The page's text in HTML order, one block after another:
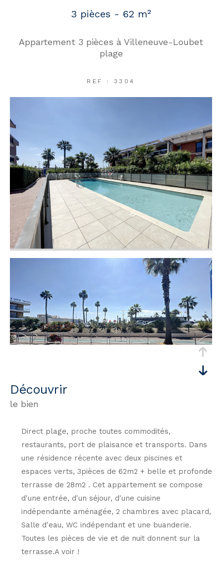
3 pièces - 62 m²
Appartement 3 pièces à Villeneuve-Loubet
plage
REF : 3304
découvrir
le bien
Direct plage, proche toutes commodités,
restaurants, port de plaisance et transports. Dans
une résidence récente avec deux piscines et
espaces verts, 3pièces de 62m2 + belle et profonde
terrasse de 28m2 . Cet appartement se compose
d'une entrée, d'un séjour, d'une cuisine
indépendante aménagée, 2 chambres avec placard,
Salle d'eau, WC indépendant et une buanderie.
Toutes les pièces de vie et de nuit donnent sur la
terrasse.A voir !